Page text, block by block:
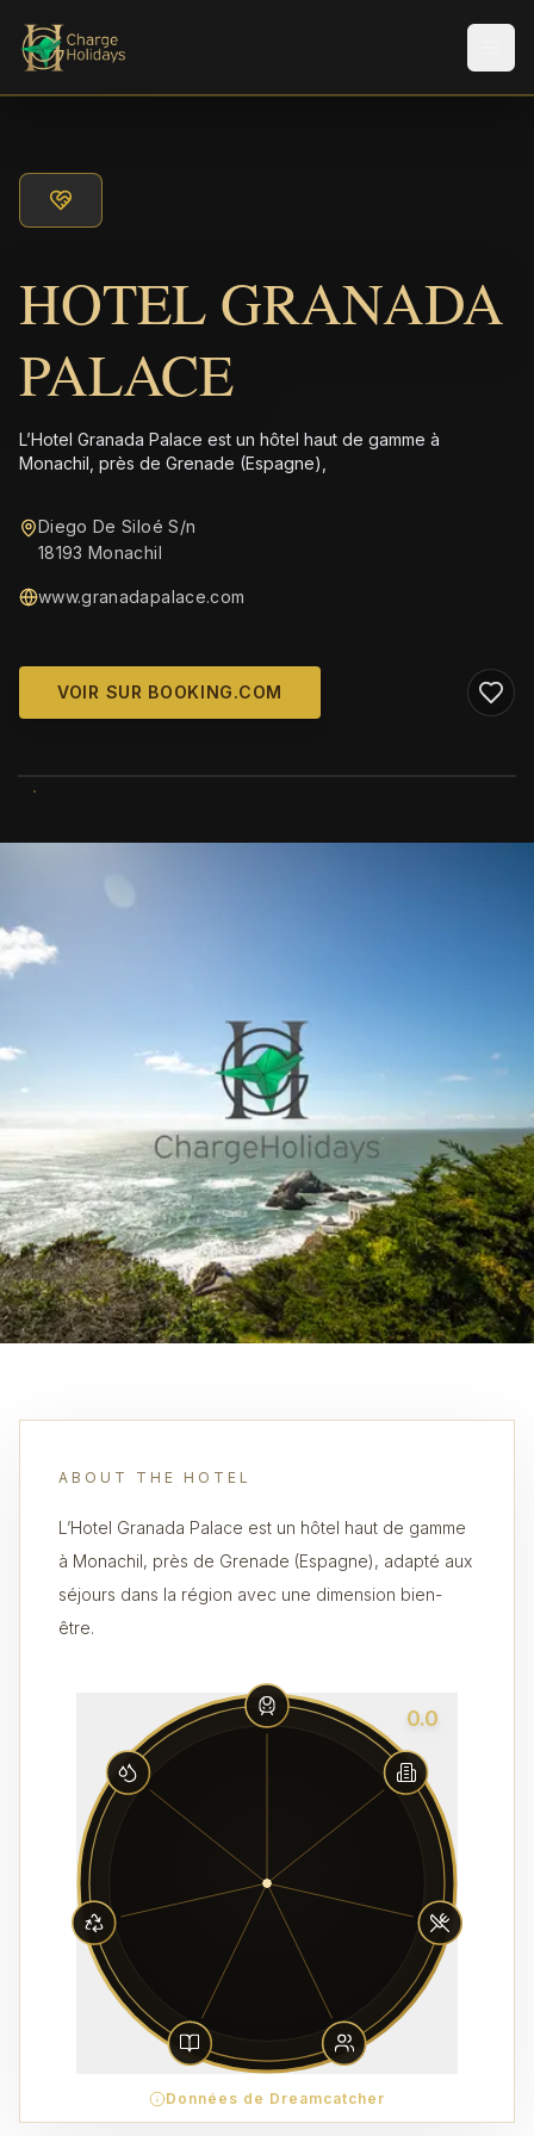
HOTEL GRANADA
PALACE
L’Hotel Granada Palace est un hôtel haut de gamme à
Monachil, près de Grenade (Espagne),
Diego De Siloé S/n
18193 Monachil
www.granadapalace.com
VOIR SUR BOOKING.COM
ABOUT THE HOTEL
L’Hotel Granada Palace est un hôtel haut de gamme
à Monachil, près de Grenade (Espagne), adapté aux
séjours dans la région avec une dimension bien-
être.
0.0
Données de Dreamcatcher